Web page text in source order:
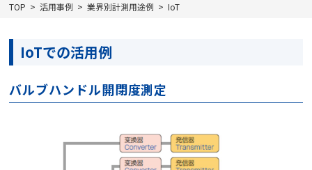
TOP 活用事例 業界別計測用途例 IoT
IoTでの活用例
バルブハンドル開閉度測定